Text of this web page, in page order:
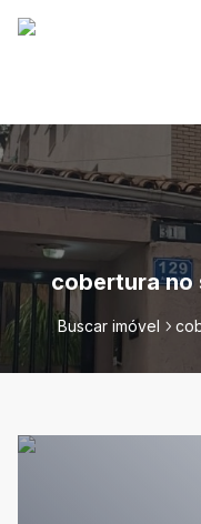
cobertura no
Buscar imóvel